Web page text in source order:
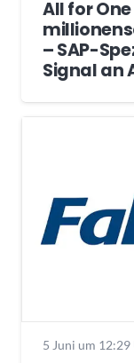
All for
– SAP-
Signal an
5 Juni um 12:29